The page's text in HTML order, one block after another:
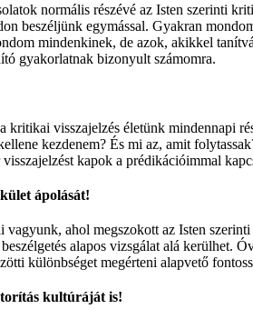
normális részévé az Isten szerinti
beszéljünk egymással. Gyakran
mindenkinek, de azok, akikkel
gyakorlatnak bizonyult számomra.
kritikai visszajelzés életünk mindennapi
kezdenem? És mi az, amit
kapok a prédikációimmal
ápolását!
ahol megszokott az Isten
alapos vizsgálat alá kerülhet.
különbséget megérteni alapvető
kultúráját is!